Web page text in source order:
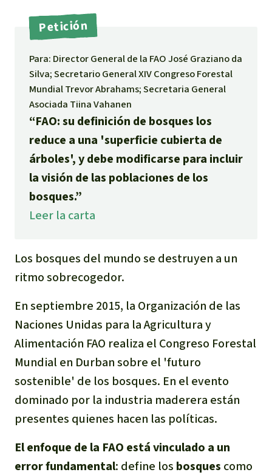
Agrotoxicos
Aceite de palma
REDD
Indígena
Granjas Industriales
Para niñas y niños
Defensoras y Defensores
Indonesia
Petición
Para: Director General de la FAO José Graziano da
Silva; Secretario General XIV Congreso Forestal
Mundial Trevor Abrahams; Secretaria General
Asociada Tiina Vahanen
“FAO: su definición de bosques los
reduce a una 'superficie cubierta de
árboles', y debe modificarse para incluir
la visión de las poblaciones de los
bosques.”
Leer la carta
Los bosques del mundo se destruyen a un
ritmo sobrecogedor.
En septiembre 2015, la Organización de las
Naciones Unidas para la Agricultura y
Alimentación FAO realiza el Congreso Forestal
Mundial en Durban sobre el 'futuro
sostenible' de los bosques. En el evento
dominado por la industria maderera están
presentes quienes hacen las políticas.
El enfoque de la FAO está vinculado a un
error fundamental: define los bosques como